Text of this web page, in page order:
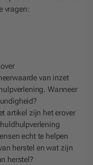
vragen:
van inzet
Wanneer
artikel zijn het erover
echt te helpen
herstel en wat zijn
herstel?